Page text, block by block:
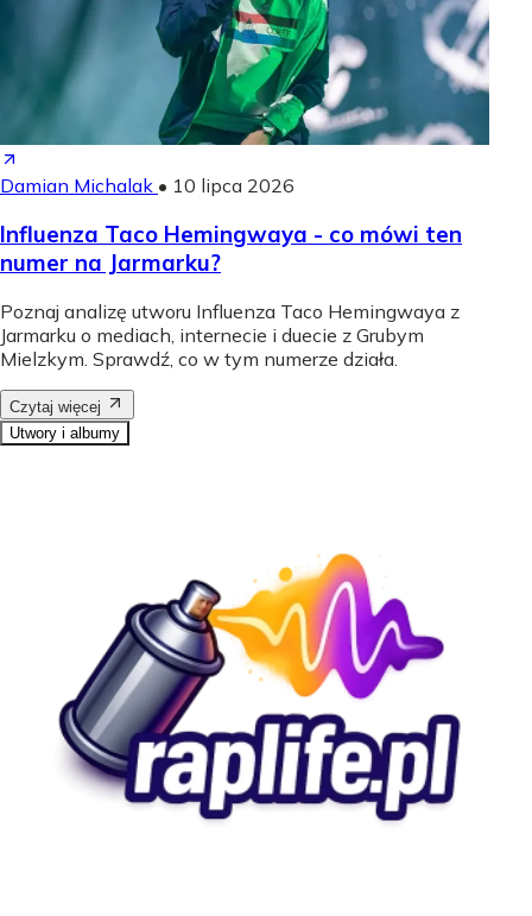
Damian Michalak • 10 lipca 2026
Influenza Taco Hemingwaya - co mówi ten
numer na Jarmarku?
Poznaj analizę utworu Influenza Taco Hemingwaya z
Jarmarku o mediach, internecie i duecie z Grubym
Mielzkym. Sprawdź, co w tym numerze działa.
Czytaj więcej
Utwory i albumy